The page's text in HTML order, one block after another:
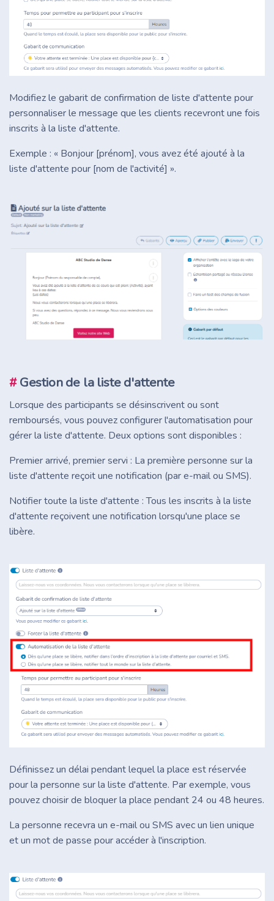
Modifiez le gabarit de confirmation de liste d'attente pour
personnaliser le message que les clients recevront une fois
inscrits à la liste d'attente.
Exemple : « Bonjour [prénom], vous avez été ajouté à la
liste d'attente pour [nom de l'activité] ».
#Gestion de la liste d'attente
Lorsque des participants se désinscrivent ou sont
remboursés, vous pouvez configurer l'automatisation pour
gérer la liste d'attente. Deux options sont disponibles :
Premier arrivé, premier servi : La première personne sur la
liste d'attente reçoit une notification (par e-mail ou SMS).
Notifier toute la liste d'attente : Tous les inscrits à la liste
d'attente reçoivent une notification lorsqu'une place se
libère.
Définissez un délai pendant lequel la place est réservée
pour la personne sur la liste d'attente. Par exemple, vous
pouvez choisir de bloquer la place pendant 24 ou 48 heures.
La personne recevra un e-mail ou SMS avec un lien unique
et un mot de passe pour accéder à l'inscription.